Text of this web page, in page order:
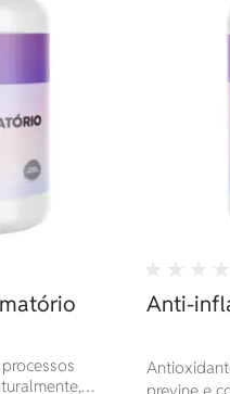
Anti-
previne e